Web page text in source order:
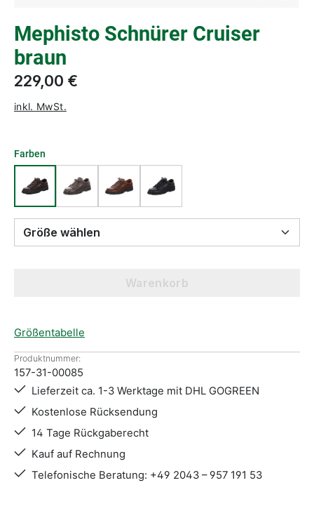
Mephisto Schnürer Cruiser
braun
229,00 €
inkl. MwSt.
Farben
Größe wählen
Warenkorb
Größentabelle
Produktnummer:
157-31-00085
Lieferzeit ca. 1-3 Werktage mit DHL GOGREEN
Kostenlose Rücksendung
14 Tage Rückgaberecht
Kauf auf Rechnung
Telefonische Beratung: +49 2043 – 957 191 53